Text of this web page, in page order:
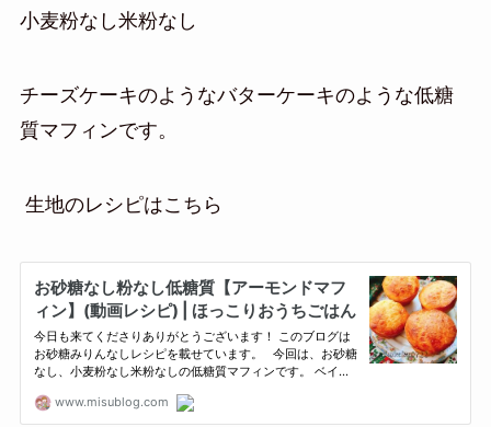
小麦粉なし米粉なし
チーズケーキのようなバターケーキのような低糖
質マフィンです。
生地のレシピはこちら